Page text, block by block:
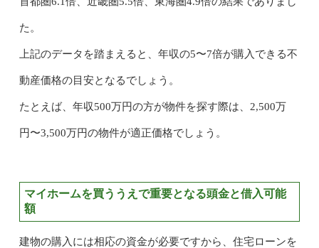
た。
上記のデータを踏まえると、年収の5〜7倍が購入できる不
動産価格の目安となるでしょう。
たとえば、年収500万円の方が物件を探す際は、2,500万
円〜3,500万円の物件が適正価格でしょう。
マイホームを買ううえで重要となる頭金と借入可能
額
建物の購入には相応の資金が必要ですから、住宅ローンを